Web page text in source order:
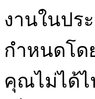
งานในปร
กำหนดโด
คุณไม่ได้ไ